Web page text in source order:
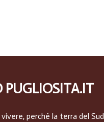
PUGLIOSITA.IT
perché la terra del Sud